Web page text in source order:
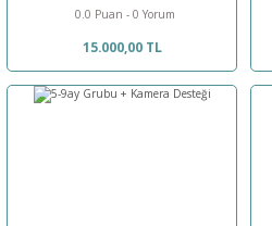
0.0 Puan - 0 Yorum
15.000,00 TL